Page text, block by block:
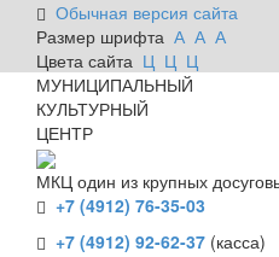
Обычная версия сайта
Размер шрифта А А А
Цвета сайта Ц Ц Ц
МУНИЦИПАЛЬНЫЙ
КУЛЬТУРНЫЙ
ЦЕНТР
МКЦ один из крупных
+7 (4912) 76-35-03
+7 (4912) 92-62-37 (касса)